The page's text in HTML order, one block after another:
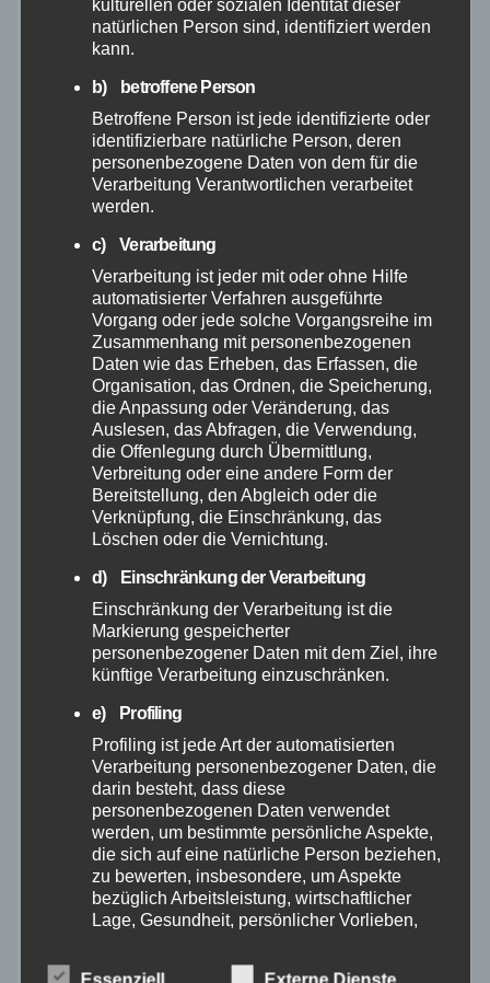
Juni 2026
April 2026
März 2026
Februar 2026
Januar 2026
Dezember 2025
November 2025
Oktober 2025
September 2025
August 2025
Juli 2025
Juni 2025
Mai 2025
April 2025
März 2025
kulturellen oder sozialen Identität dieser
natürlichen Person sind, identifiziert werden
kann.
b) betroffene Person
Betroffene Person ist jede identifizierte oder
identifizierbare natürliche Person, deren
personenbezogene Daten von dem für die
Verarbeitung Verantwortlichen verarbeitet
werden.
c) Verarbeitung
Verarbeitung ist jeder mit oder ohne Hilfe
automatisierter Verfahren ausgeführte
Vorgang oder jede solche Vorgangsreihe im
Zusammenhang mit personenbezogenen
Daten wie das Erheben, das Erfassen, die
Organisation, das Ordnen, die Speicherung,
die Anpassung oder Veränderung, das
Auslesen, das Abfragen, die Verwendung,
die Offenlegung durch Übermittlung,
Verbreitung oder eine andere Form der
Bereitstellung, den Abgleich oder die
Verknüpfung, die Einschränkung, das
Löschen oder die Vernichtung.
d) Einschränkung der Verarbeitung
Einschränkung der Verarbeitung ist die
Markierung gespeicherter
personenbezogener Daten mit dem Ziel, ihre
künftige Verarbeitung einzuschränken.
e) Profiling
Profiling ist jede Art der automatisierten
Verarbeitung personenbezogener Daten, die
darin besteht, dass diese
personenbezogenen Daten verwendet
werden, um bestimmte persönliche Aspekte,
die sich auf eine natürliche Person beziehen,
zu bewerten, insbesondere, um Aspekte
bezüglich Arbeitsleistung, wirtschaftlicher
Lage, Gesundheit, persönlicher Vorlieben,
Aufenthaltsort oder Ortswechsel dieser
Essenziell Externe Dienste